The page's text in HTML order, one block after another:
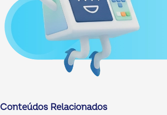
Conteúdos Relacionados